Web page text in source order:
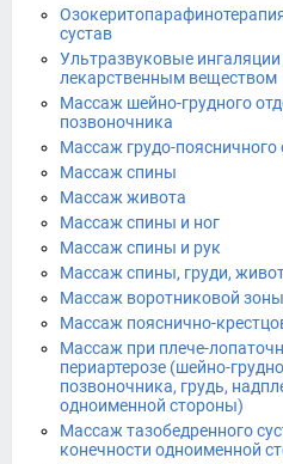
сустав
Ультразвуковые ингаляции
лекарственным веществом
Массаж шейно-грудного
позвоночника
Массаж грудо-поясничного
Массаж спины
Массаж живота
Массаж спины и ног
Массаж спины и рук
Массаж спины, груди,
Массаж воротниковой зоны
Массаж пояснично-
Массаж при плече-
периартерозе (шейно-
позвоночника, грудь,
одноименной стороны)
Массаж тазобедренного
конечности одноименной